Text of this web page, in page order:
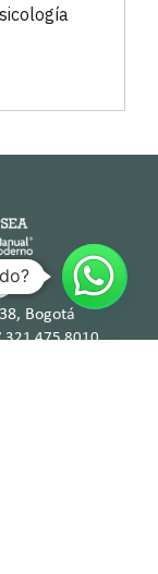
Bogotá
321 475 8010